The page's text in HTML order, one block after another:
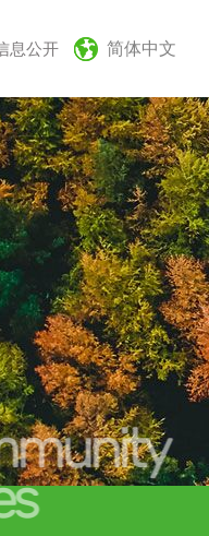
息公开 简体中文